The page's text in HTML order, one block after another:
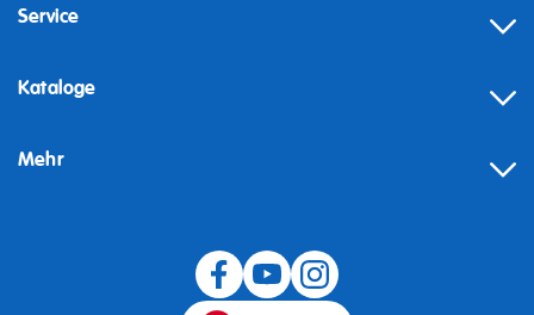
Service
Kataloge
Mehr